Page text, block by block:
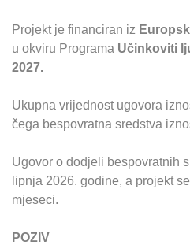
Projekt je financiran iz
u okviru Programa Učinkoviti
2027.
Ukupna vrijednost ugovora
čega bespovratna sredstva
Ugovor o dodjeli bespovratnih
lipnja 2026. godine, a projekt
mjeseci.
POZIV